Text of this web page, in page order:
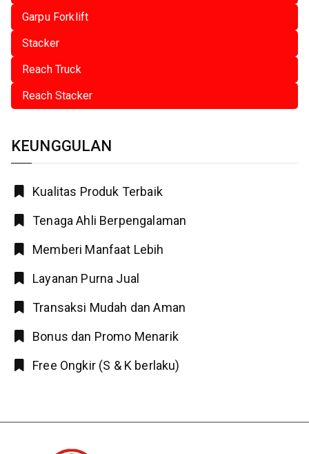
Garpu Forklift
Stacker
Reach Truck
Reach Stacker
KEUNGGULAN
Kualitas Produk Terbaik
Tenaga Ahli Berpengalaman
Memberi Manfaat Lebih
Layanan Purna Jual
Transaksi Mudah dan Aman
Bonus dan Promo Menarik
Free Ongkir (S & K berlaku)